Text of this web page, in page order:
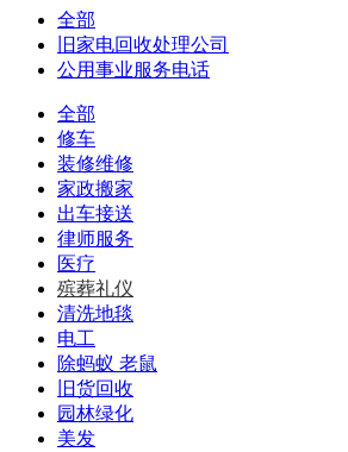
全部
旧家电回收处理公司
公用事业服务电话
全部
修车
装修维修
家政搬家
出车接送
律师服务
医疗
殡葬礼仪
清洗地毯
电工
除蚂蚁 老鼠
旧货回收
园林绿化
美发